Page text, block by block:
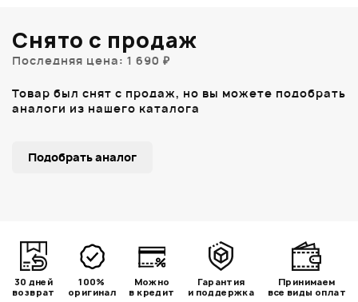
Снято с продаж
Последняя цена: 1 690 ₽
Товар был снят с продаж, но вы можете подобрать
аналоги из нашего каталога
Подобрать аналог
30 дней
возврат
100%
оригинал
Можно
в кредит
Гарантия
и поддержка
Принимаем
все виды оплат